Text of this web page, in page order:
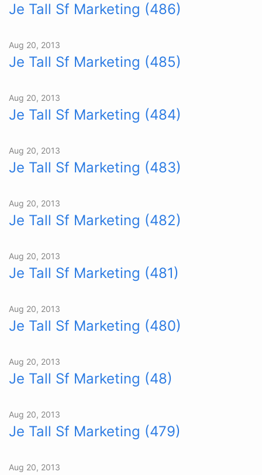
Je Tall Sf Marketing (486)
Aug 20, 2013
Je Tall Sf Marketing (485)
Aug 20, 2013
Je Tall Sf Marketing (484)
Aug 20, 2013
Je Tall Sf Marketing (483)
Aug 20, 2013
Je Tall Sf Marketing (482)
Aug 20, 2013
Je Tall Sf Marketing (481)
Aug 20, 2013
Je Tall Sf Marketing (480)
Aug 20, 2013
Je Tall Sf Marketing (48)
Aug 20, 2013
Je Tall Sf Marketing (479)
Aug 20, 2013